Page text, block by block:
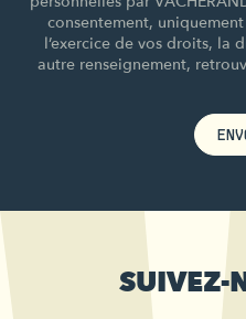
consentement,
l’exercice de vos droits, la
autre renseignement,
SUIVEZ-